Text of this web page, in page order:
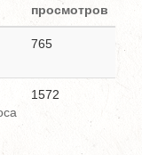
просмотров
765
1572